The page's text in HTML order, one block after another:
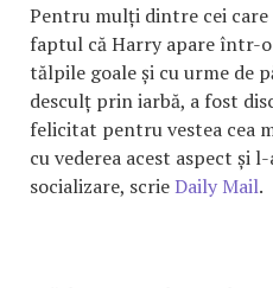
Pentru mulți dintre cei care
faptul că Harry apare într-
tălpile goale și cu urme de
desculț prin iarbă, a fost
felicitat pentru vestea cea
cu vederea acest aspect și
socializare, scrieDaily Mail.